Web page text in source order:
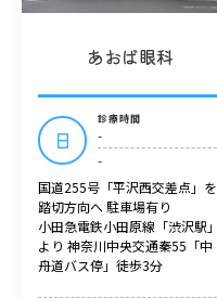
あおば眼科
日
診療時間
-
-
国道255号「平沢西交差点」を
踏切方向へ 駐車場有り
小田急電鉄小田原線「渋沢駅」
より 神奈川中央交通秦55「中
舟道バス停」徒歩3分